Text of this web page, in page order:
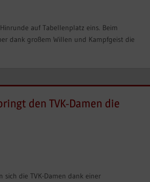
auf Tabellenplatz eins. Beim
dank großem Willen und Kampfgeist die
den TVK-Damen die
die TVK-Damen dank einer